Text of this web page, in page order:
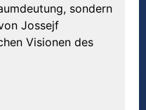
sondern
Jossejf
Visionen des